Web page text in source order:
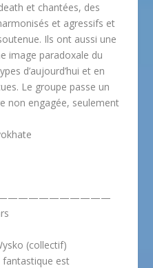
et chantées, des
et agressifs et
Ils ont aussi une
image paradoxale du
d’aujourd’hui et en
Le groupe passe un
non engagée, seulement
(collectif)
fantastique est